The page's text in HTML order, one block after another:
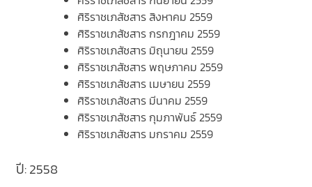
ศิริราชเภสัชสาร สิงหาคม 2559
ศิริราชเภสัชสาร กรกฎาคม 2559
ศิริราชเภสัชสาร มิถุนายน 2559
ศิริราชเภสัชสาร พฤษภาคม 2559
ศิริราชเภสัชสาร เมษายน 2559
ศิริราชเภสัชสาร มีนาคม 2559
ศิริราชเภสัชสาร กุมภาพันธ์ 2559
ศิริราชเภสัชสาร มกราคม 2559
ปี: 2558